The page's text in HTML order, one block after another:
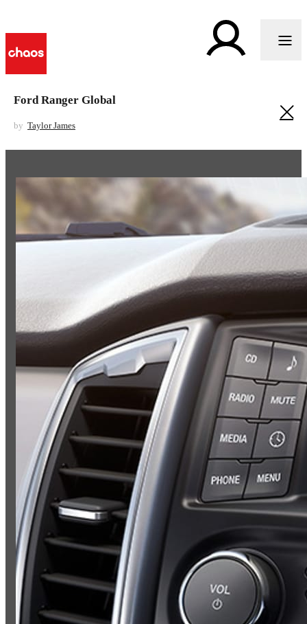
Ford Ranger Global
by Taylor James